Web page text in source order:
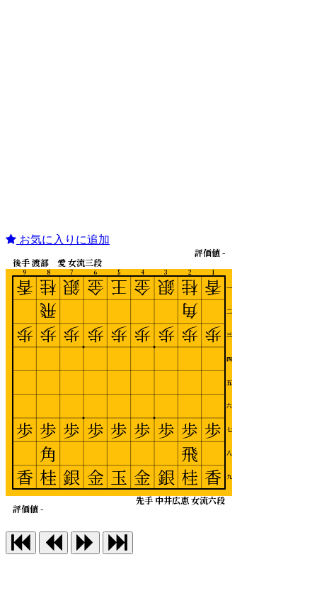
お気に入りに追加
1
2
3
4
5
6
7
8
9
一
二
三
四
五
六
七
八
九
先手 中井広恵 女流六段
後手 渡部 愛 女流三段
評価値 -
評価値 -
香
歩
歩
香
桂
角
歩
歩
飛
桂
銀
歩
歩
銀
金
歩
歩
金
王
歩
歩
玉
金
歩
歩
金
銀
歩
歩
銀
桂
飛
歩
歩
角
桂
香
歩
歩
香